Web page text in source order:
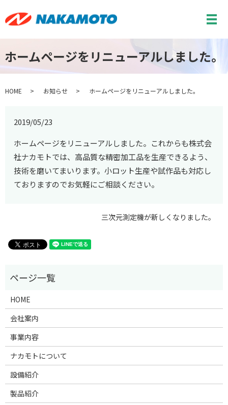
メ
ホームページをリニューアルしました。
HOME お知らせ ホームページをリニューアルしました。
2019/05/23
ホームページをリニューアルしました。これからも株式会
社ナカモトでは、高品質な精密加工品を生産できるよう、
技術を磨いてまいります。小ロット生産や試作品も対応し
ておりますのでお気軽にご相談ください。
三次元測定機が新しくなりました。
HOME
会社案内
事業内容
ナカモトについて
設備紹介
製品紹介